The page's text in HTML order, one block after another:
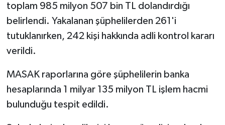
toplam 985 milyon 507 bin TL dolandırdığı
belirlendi. Yakalanan şüphelilerden 261'i
tutuklanırken, 242 kişi hakkında adli kontrol kararı
verildi.
MASAK raporlarına göre şüphelilerin banka
hesaplarında 1 milyar 135 milyon TL işlem hacmi
bulunduğu tespit edildi.